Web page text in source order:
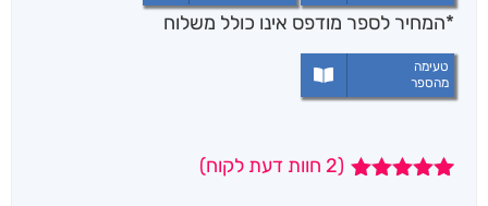
*המחיר לספר מודפס אינו כולל משלוח
טעימה
מהספר
(
2 חוות דעת לקוח)